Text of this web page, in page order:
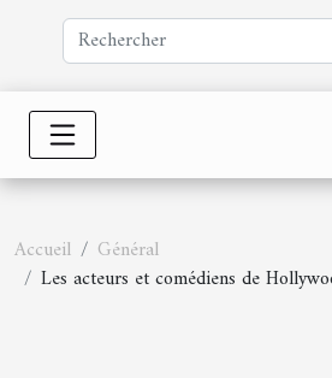
Accueil
Général
Les acteurs et comédiens de